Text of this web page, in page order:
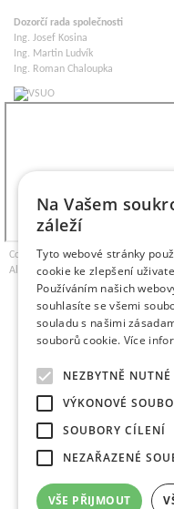
Dozorčí rada společnosti
Ing. Josef Kosina
Ing. Martin Ludvík
Ing. Roman Chaloupka
Copyright © 2026,VŠÚO |
All Rights Reserved. | Created by
Na Vašem
záleží
Tyto webové stránky
cookie ke zlepšení
Používáním našich
souhlasíte se všemi
souladu s našimi
souborů cookie. Více
NEZBYTNĚ NUTNÉ
VÝKONOVÉ
SOUBORY CÍLENÍ
NEZAŘAZENÉ
VŠE PŘIJMOUT